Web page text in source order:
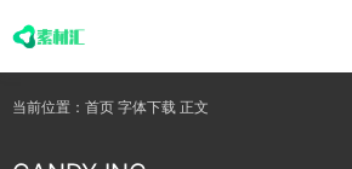
当前位置： 首页 字体下载 正文